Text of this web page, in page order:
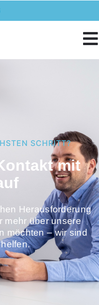
zurück auf den 3. ACST
– Enterprise Analytics
SCHRITT?
mit
Herausforderung
mehr über unsere
möchten – wir sind